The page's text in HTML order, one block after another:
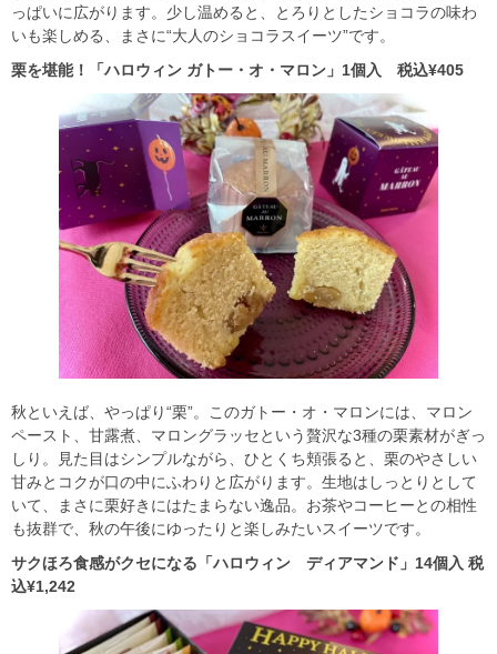
っぱいに広がります。少し温めると、とろりとしたショコラの味わ
いも楽しめる、まさに“大人のショコラスイーツ”です。
栗を堪能！「ハロウィン ガトー・オ・マロン」1個入 税込¥405
秋といえば、やっぱり“栗”。このガトー・オ・マロンには、マロン
ペースト、甘露煮、マロングラッセという贅沢な3種の栗素材がぎっ
しり。見た目はシンプルながら、ひとくち頬張ると、栗のやさしい
甘みとコクが口の中にふわりと広がります。生地はしっとりとして
いて、まさに栗好きにはたまらない逸品。お茶やコーヒーとの相性
も抜群で、秋の午後にゆったりと楽しみたいスイーツです。
サクほろ食感がクセになる「ハロウィン ディアマンド」14個入 税
込¥1,242